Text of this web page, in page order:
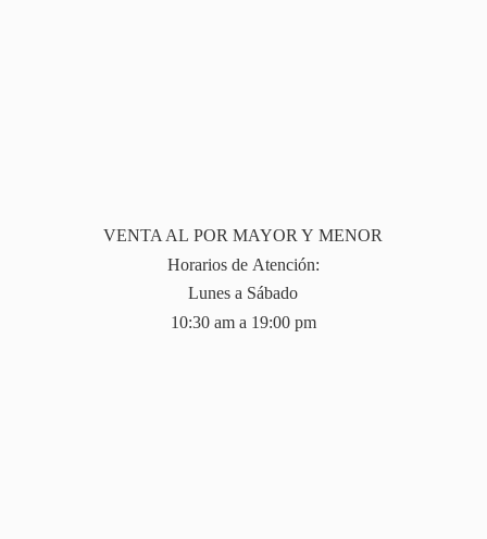
VENTA AL POR MAYOR Y MENOR
Horarios de Atención:
Lunes a Sábado
10:30 am a 19:00 pm